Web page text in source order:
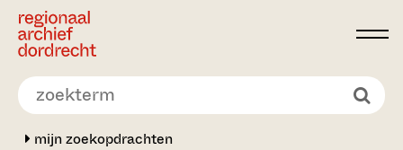
Ga direct naar de inhoud
mijn zoekopdrachten